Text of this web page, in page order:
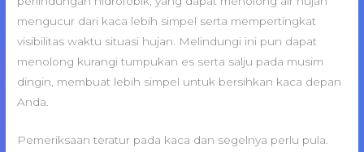
mengucur dari kaca lebih simpel serta mempertingkat
visibilitas waktu situasi hujan. Melindungi ini pun dapat
menolong kurangi tumpukan es serta salju pada musim
dingin, membuat lebih simpel untuk bersihkan kaca depan
Anda.
Pemeriksaan teratur pada kaca dan segelnya perlu pula.